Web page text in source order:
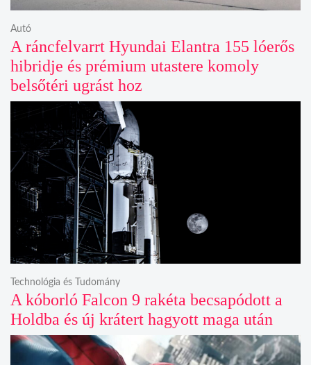
A ráncfelvarrt Hyundai Elantra 155 lóerős
hibridje és prémium utastere komoly
belsőtéri ugrást hoz
Autó
A kóborló Falcon 9 rakéta becsapódott a
Holdba és új krátert hagyott maga után
Technológia és Tudomány